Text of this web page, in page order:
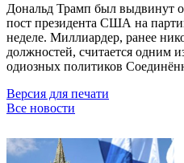
Дональд Трамп был выдвинут
пост президента США на
неделе. Миллиардер, ранее
должностей, считается одним
одиозных политиков
Версия для печати
Все новости